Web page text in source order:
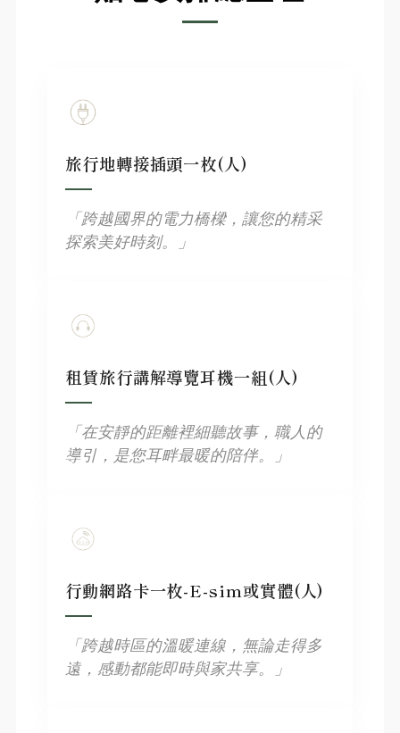
旅行地轉接插頭一枚(人)
「跨越國界的電力橋樑，讓您的精采
探索美好時刻。」
租賃旅行講解導覽耳機一組(人)
「在安靜的距離裡細聽故事，職人的
導引，是您耳畔最暖的陪伴。」
行動網路卡一枚-E-sim或實體(人)
「跨越時區的溫暖連線，無論走得多
遠，感動都能即時與家共享。」